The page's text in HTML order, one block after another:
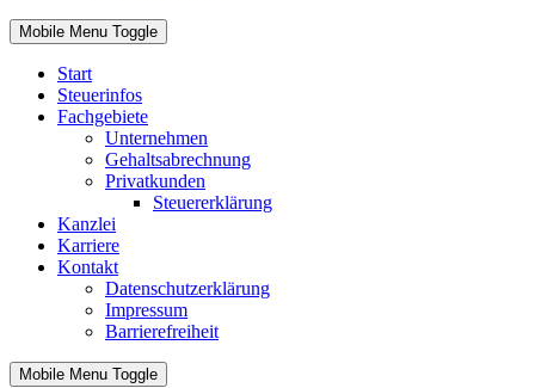
Mobile Menu Toggle
Start
Steuerinfos
Fachgebiete
Unternehmen
Gehaltsabrechnung
Privatkunden
Steuererklärung
Kanzlei
Karriere
Kontakt
Datenschutzerklärung
Impressum
Barrierefreiheit
Mobile Menu Toggle